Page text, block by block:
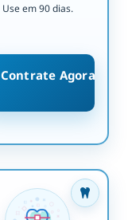
Use em 90 dias.
Contrate Agora